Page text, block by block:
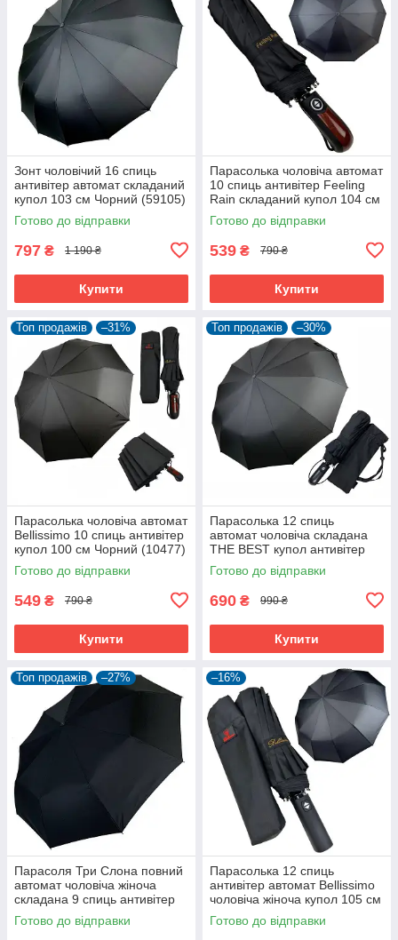
Зонт чоловічий 16 спиць
антивітер автомат складаний
купол 103 см Чорний (59105)
Готово до відправки
797 ₴ 1 190 ₴
Купити
Парасолька чоловіча автомат
10 спиць антивітер Feeling
Rain складаний купол 104 см
Чорний (10390)
Готово до відправки
539 ₴ 790 ₴
Купити
Топ продажів –31%
Парасолька чоловіча автомат
Bellissimo 10 спиць антивітер
купол 100 см Чорний (10477)
Готово до відправки
549 ₴ 790 ₴
Купити
Топ продажів –30%
Парасолька 12 спиць
автомат чоловіча складана
THE BEST купол антивітер
104 см Чорний (58831)
Готово до відправки
690 ₴ 990 ₴
Купити
Топ продажів –27%
Парасоля Три Слона повний
автомат чоловіча жіноча
складана 9 спиць антивітер
Чорний (6928)
Готово до відправки
–16%
Парасолька 12 спиць
антивітер автомат Bellissimo
чоловіча жіноча купол 105 см
Чорний (60488)
Готово до відправки